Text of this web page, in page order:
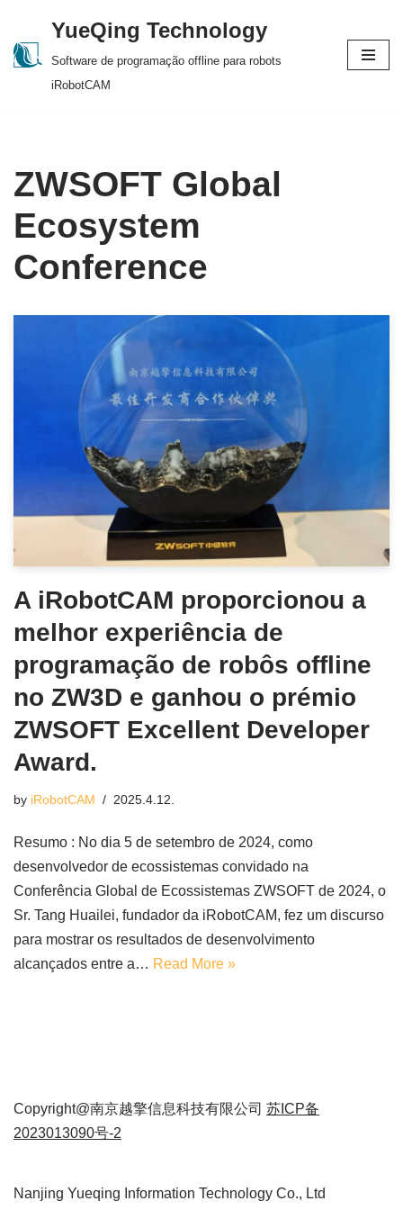
Skip
YueQing Technology
Software de programação offline para robots
iRobotCAM
ZWSOFT Global
Ecosystem
Conference
A iRobotCAM proporcionou a
melhor experiência de
programação de robôs offline
no ZW3D e ganhou o prémio
ZWSOFT Excellent Developer
Award.
by iRobotCAM 2025.4.12.
Resumo : No dia 5 de setembro de 2024, como
desenvolvedor de ecossistemas convidado na
Conferência Global de Ecossistemas ZWSOFT de 2024, o
Sr. Tang Huailei, fundador da iRobotCAM, fez um discurso
para mostrar os resultados de desenvolvimento
alcançados entre a… Read More »
Copyright@南京越擎信息科技有限公司 苏ICP备
2023013090号-2
Nanjing Yueqing Information Technology Co., Ltd